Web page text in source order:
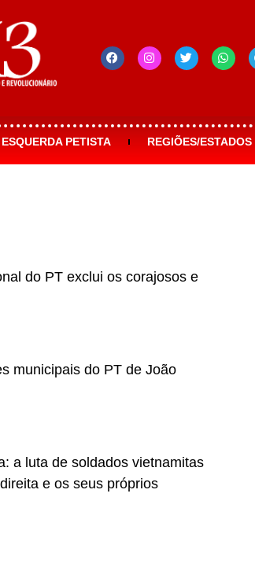
PETISTA REGIÕES/ESTADOS
do PT exclui os corajosos e
municipais do PT de João
a luta de soldados vietnamitas
e os seus próprios